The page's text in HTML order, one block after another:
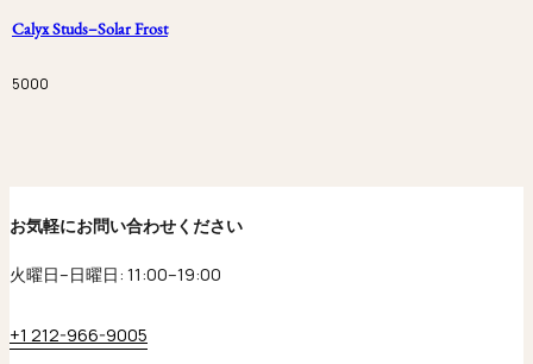
Calyx Studs–Solar Frost
5000
お気軽にお問い合わせください
火曜日–日曜日: 11:00–19:00
+1 212-966-9005